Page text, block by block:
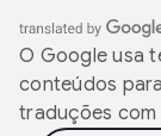
O Google usa
conteúdos
traduções